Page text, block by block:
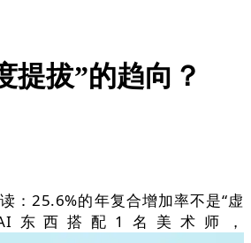
提拔”的趋向？
25.6%的年复合增加率不是“虚
东西搭配1名美术师，